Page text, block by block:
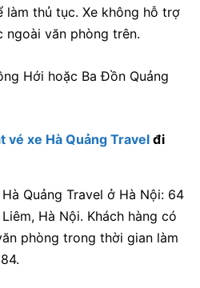
làm thủ tục. Xe không hỗ trợ
ngoài văn phòng trên.
Hới hoặc Ba Đồn Quảng
vé xe Hà Quảng Travel đi
Quảng Travel ở Hà Nội: 64
Hà Nội. Khách hàng có
phòng trong thời gian làm